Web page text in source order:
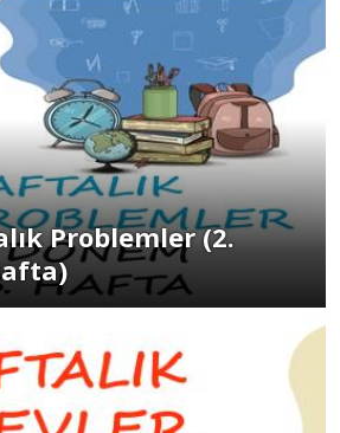
Problemler (2.